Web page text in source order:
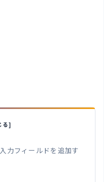
力フィールドを追加す